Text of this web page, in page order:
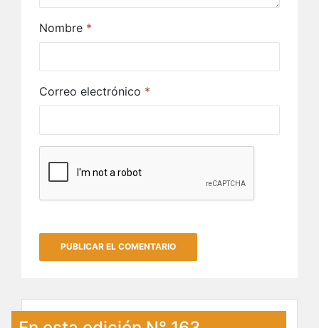
Nombre *
Correo electrónico *